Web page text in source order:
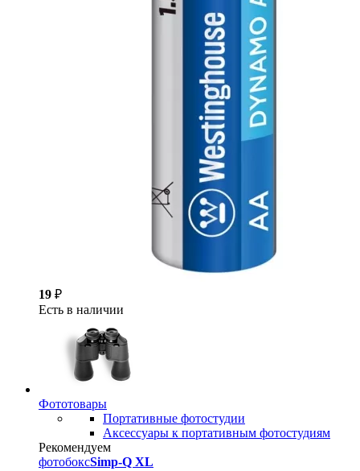
19 ₽
Есть в наличии
Фототовары
Портативные фотостудии
Аксессуары к портативным фотостудиям
Рекомендуем
фотобоксSimp-Q XL